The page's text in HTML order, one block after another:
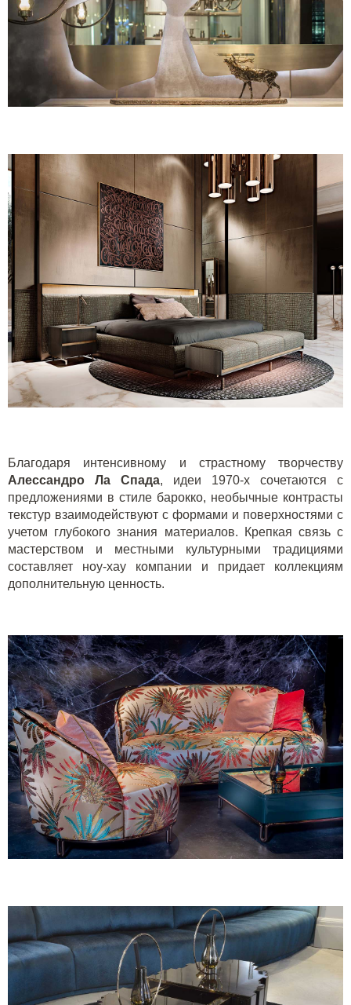
Благодаря интенсивному и страстному творчеству
Алессандро Ла Спада, идеи 1970-х сочетаются с
предложениями в стиле барокко, необычные контрасты
текстур взаимодействуют с формами и поверхностями с
учетом глубокого знания материалов. Крепкая связь с
мастерством и местными культурными традициями
составляет ноу-хау компании и придает коллекциям
дополнительную ценность.